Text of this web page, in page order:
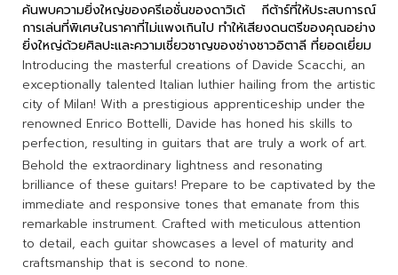
ค้นพบความยิ่งใหญ่ของครีเอชั่นของดาวิเด้ กีต้าร์ที่ให้ประสบการณ์
การเล่นที่พิเศษในราคาที่ไม่แพงเกินไป ทำให้เสียงดนตรีของคุณอย่าง
ยิ่งใหญ่ด้วยศิลปะและความเชี่ยวชาญของช่างชาวอิตาลี ที่ยอดเยี่ยม
Introducing the masterful creations of Davide Scacchi, an
exceptionally talented Italian luthier hailing from the artistic
city of Milan! With a prestigious apprenticeship under the
renowned Enrico Bottelli, Davide has honed his skills to
perfection, resulting in guitars that are truly a work of art.
Behold the extraordinary lightness and resonating
brilliance of these guitars! Prepare to be captivated by the
immediate and responsive tones that emanate from this
remarkable instrument. Crafted with meticulous attention
to detail, each guitar showcases a level of maturity and
craftsmanship that is second to none.